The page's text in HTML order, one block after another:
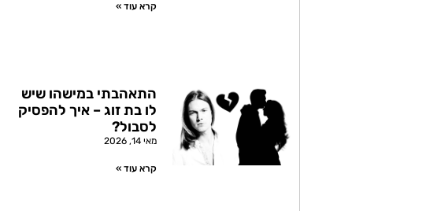
קרא עוד »
התאהבתי במישהו שיש
לו בת זוג – איך להפסיק
לסבול?
מאי 14, 2026
קרא עוד »